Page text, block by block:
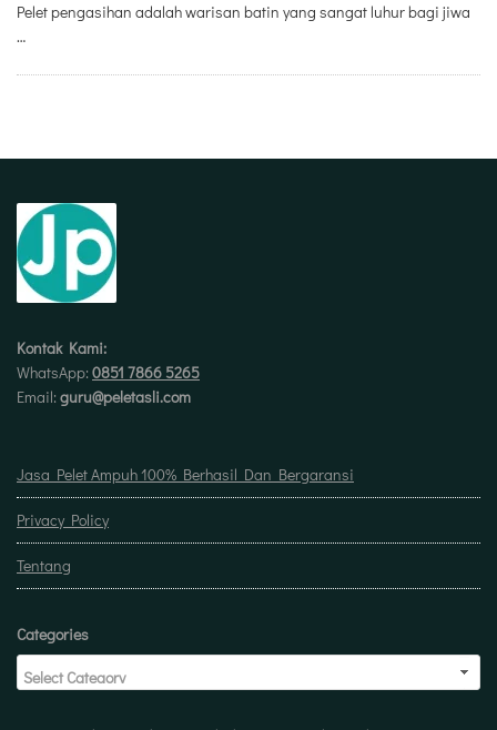
Pelet pengasihan adalah warisan batin yang sangat luhur bagi jiwa
…
Kontak Kami:
WhatsApp: 0851 7866 5265
Email: guru@peletasli.com
Jasa Pelet Ampuh 100% Berhasil Dan Bergaransi
Privacy Policy
Tentang
Categories